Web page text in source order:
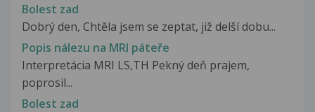
Bolest zad
Dobrý den, Chtěla jsem se zeptat, již delší dobu...
Popis nálezu na MRI páteře
Interpretácia MRI LS,TH Pekný deň prajem,
poprosil...
Bolest zad